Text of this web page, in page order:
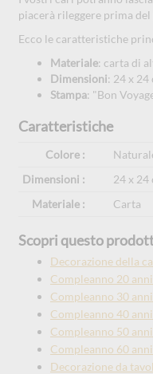
piacerà rileggere prima
Ecco le caratteristiche
Materiale: carta di
Dimensioni: 24 x 24
Stampa: "Bon
Caratteristiche
Colore :
Dimensioni :
24 x 24
Materiale :
Carta
Scopri questo
Decorazione della
Compleanno 20 anni
Compleanno 30 anni
Compleanno 40 anni
Compleanno 50 anni
Compleanno 60 anni
Decorazione da